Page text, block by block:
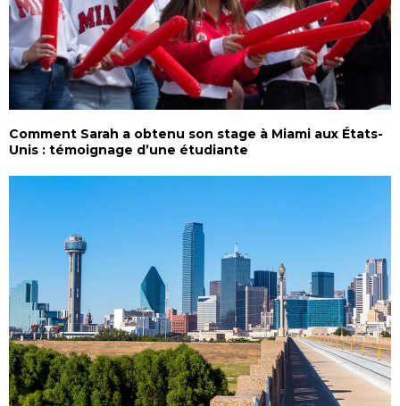
Comment Sarah a obtenu son stage à Miami aux États-
Unis : témoignage d’une étudiante